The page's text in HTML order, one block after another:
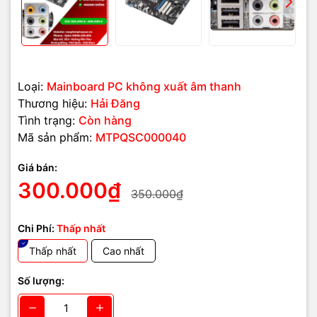
Loại: Mainboard PC không xuất âm thanh
Thương hiệu: Hải Đăng
Tình trạng: Còn hàng
Mã sản phẩm: MTPQSC000040
Giá bán:
300.000₫ 350.000₫
Chi Phí: Thấp nhất
Thấp nhất
Cao nhất
Số lượng:
2. Driver âm thanh báo lỗi hoặc Windows không nhận card audio
- Nguyên nhân: driver chưa cài, xung đột driver, BIOS chưa
- Biện pháp: cài lại driver từ trang chủ mainboard, bật
onboard audio trong BIOS.
3. Âm thanh bị rè, mất đoạn hoặc chỉ phát được một kênh
mainboard bị oxy hóa.
- Biện pháp: vệ sinh jack audio, kiểm tra phần cứng nếu
4. Một số cổng audio không hoạt động
phần mềm chặn tín hiệu.
- Biện pháp: kiểm tra cài đặt Windows, thử các thiết bị khác,